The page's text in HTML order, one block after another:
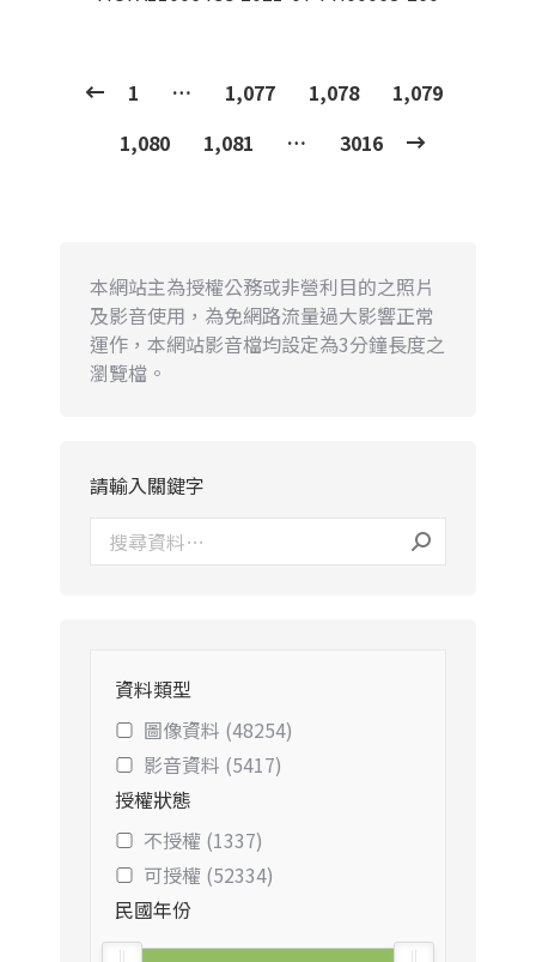
1 … 1,077 1,078
1,079
1,080
1,081 … 3016
本網站主為授權公務或非營利目的之照片
及影音使用，為免網路流量過大影響正常
運作，本網站影音檔均設定為3分鐘長度之
瀏覽檔。
請輸入關鍵字
資料類型
圖像資料 (48254)
影音資料 (5417)
授權狀態
不授權 (1337)
可授權 (52334)
民國年份